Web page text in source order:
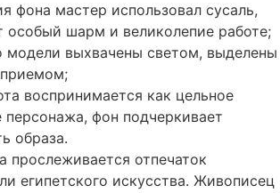
фона мастер использовал сусаль,
особый шарм и великолепие работе;
модели выхвачены светом, выделены
воспринимается как цельное
персонажа, фон подчеркивает
образа.
прослеживается отпечаток
египетского искусства. Живописец